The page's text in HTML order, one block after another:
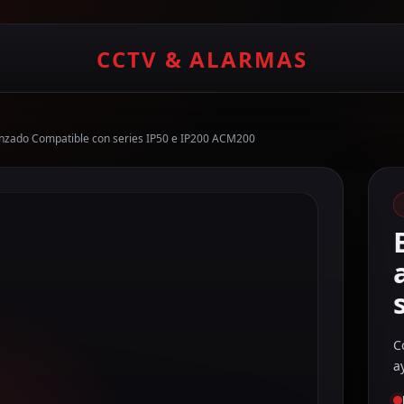
CCTV & ALARMAS
Compatible con series IP50 e IP200 ACM200